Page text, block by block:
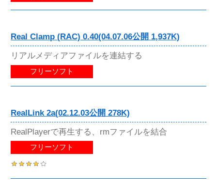
Real Clamp (RAC) 0.40(04.07.06公開 1,937K)
リアルメディアファイルを連結する
フリーソフト
RealLink 2a(02.12.03公開 278K)
RealPlayerで再生する、rmファイルを結合
フリーソフト